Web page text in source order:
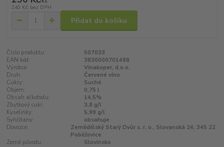
240 Kč bez DPH
Přidat do košíku
Číslo produktu:
507033
EAN kód:
3830000701488
Výrobce:
Vinakoper, d.o.o.
Druh:
Červené víno
Cukry:
Suché
Objem:
0,75 l
Obsah alkoholu:
14,5%
Zbytkový cukr:
3,8 g/l
Kyselinky:
5,99 g/l
Syřičitany:
obsahuje
Dovozce:
Zemědělský Starý Dvůr s. r. o., Slovanská 24, 345 22
Poběžovice
Země původu:
Slovinsko